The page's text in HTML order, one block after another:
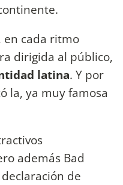
en cada ritmo
dirigida al público,
latina. Y por
la, ya muy famosa
además Bad
de